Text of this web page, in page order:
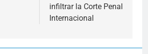
infiltrar la Corte Penal
Internacional